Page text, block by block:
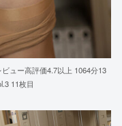
ュー高評価4.7以上 1064分13
11枚目